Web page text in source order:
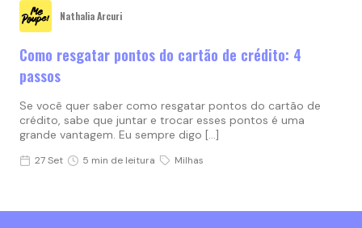
Nathalia Arcuri
Como resgatar pontos do cartão de crédito: 4
passos
Se você quer saber como resgatar pontos do cartão de
crédito, sabe que juntar e trocar esses pontos é uma
grande vantagem. Eu sempre digo […]
27 Set 5 min de leitura Milhas